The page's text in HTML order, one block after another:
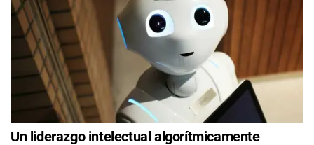
Un liderazgo intelectual algorítmicamente